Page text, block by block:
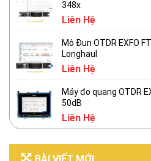
348x
Liên Hệ
Mô Đun OTDR EXFO
Longhaul
Liên Hệ
Máy đo quang OTDR
50dB
Liên Hệ